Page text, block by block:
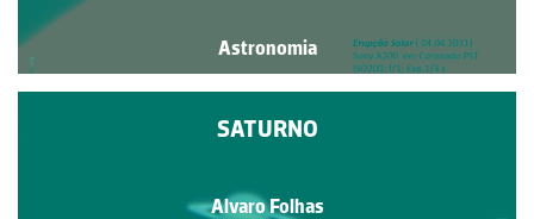
Astronomia
SATURNO
Alvaro Folhas